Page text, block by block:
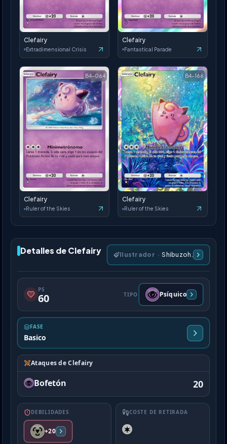
Clefairy
Extradimensional Crisis
Clefairy
Fantastical Parade
B4-064
Clefairy
Ruler of the Skies
B4-166
Clefairy
Ruler of the Skies
Detalles de Clefairy Ilustrador · Shibuzoh.
PS
60 TIPO Psíquico
FASE
Basico
Ataques de Clefairy
Bofetón 20
DEBILIDADES
+20
COSTE DE RETIRADA